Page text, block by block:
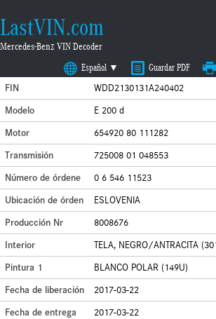
LastVIN.com
Mercedes-Benz VIN Decoder
Español ▼ Guardar PDF
FIN
WDD2130131A240402
Modelo
E 200 d
Motor
654920 80 111282
Transmisión
725008 01 048553
Número de órdene
0 6 546 11523
Ubicación de órden
ESLOVENIA
Producción Nr
8008676
Interior
TELA, NEGRO/ANTRACITA
Pintura 1
BLANCO POLAR (149U)
Fecha de liberación
2017-03-22
Fecha de entrega
2017-03-22